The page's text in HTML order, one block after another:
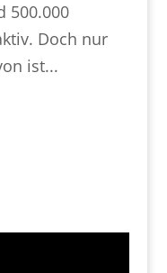
500.000
Doch nur
ist...